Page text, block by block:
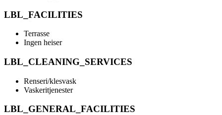
LBL_FACILITIES
Terrasse
Ingen heiser
LBL_CLEANING_SERVICES
Renseri/klesvask
Vaskeritjenester
LBL_GENERAL_FACILITIES